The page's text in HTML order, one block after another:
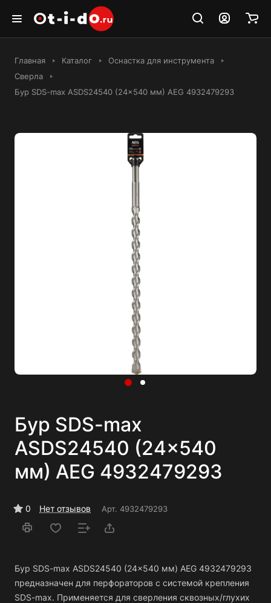
Главная Каталог
Оснастка для инструмента
Сверла
Бур SDS-max ASDS24540 (24x540 мм) AEG 4932479293
Бур SDS-max
ASDS24540 (24x540
мм) AEG 4932479293
0 Нет отзывов Арт. 4932479293
Бур SDS-max ASDS24540 (24x540 мм) AEG 4932479293
предназначен для перфораторов с системой крепления
SDS-max. Применяется для сверления сквозных/глухих